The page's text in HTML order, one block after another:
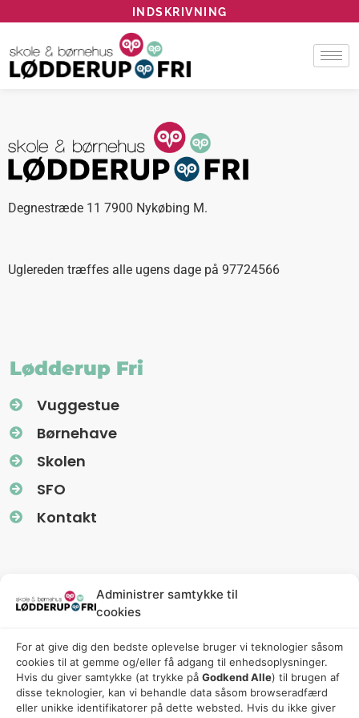
Administrer samtykke til
cookies
For at give dig den bedste oplevelse bruger vi teknologier såsom
cookies til at gemme og/eller få adgang til enhedsoplysninger.
Hvis du giver samtykke (at trykke på Godkend Alle) til brugen af ​​
disse teknologier, kan vi behandle data såsom browseradfærd
eller unikke identifikatorer på dette websted. Hvis du ikke giver
INDSKRIVNING
Degnestræde 11 7900 Nykøbing M.
Uglereden træffes alle ugens dage på 97724566
Lødderup Fri
Vuggestue
Børnehave
Skolen
SFO
Kontakt
Information
Nyhedsbreve (Uglereden)
Fredagsbreve (Friskolen)
Privatlivspolitik
Cookiepolitik